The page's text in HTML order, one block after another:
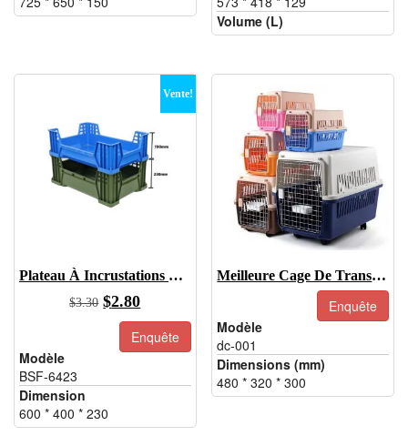
Volume (L)
Vente!
Plateau À Incrustations De Scarabées
$3.30 Le
prix
d'origine
:
$3.30.
$2.80Le
prix
actuel
:
Enquête
Modèle
BSF-6423
Dimension
600 * 400 * 230
Meilleure Cage De Transport En Plastique Pour Chien, Cage En Plastique Pour Chien
Enquête
Modèle
dc-001
Dimensions (mm)
480 * 320 * 300